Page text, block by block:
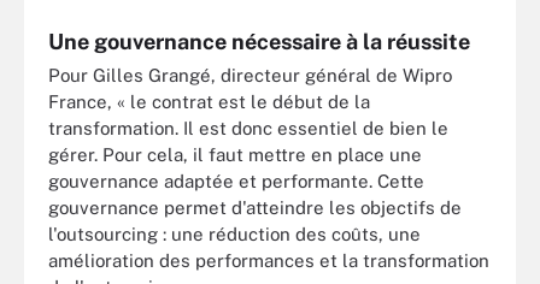
Une gouvernance nécessaire à la réussite
Pour Gilles Grangé, directeur général de Wipro
France, « le contrat est le début de la
transformation. Il est donc essentiel de bien le
gérer. Pour cela, il faut mettre en place une
gouvernance adaptée et performante. Cette
gouvernance permet d'atteindre les objectifs de
l'outsourcing : une réduction des coûts, une
amélioration des performances et la transformation